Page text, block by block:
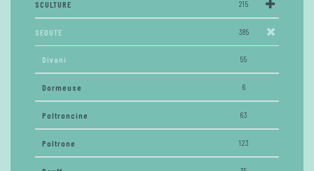
SCULTURE 215
SEDUTE 385
Divani 55
Dormeuse 6
Poltroncine 63
Poltrone 123